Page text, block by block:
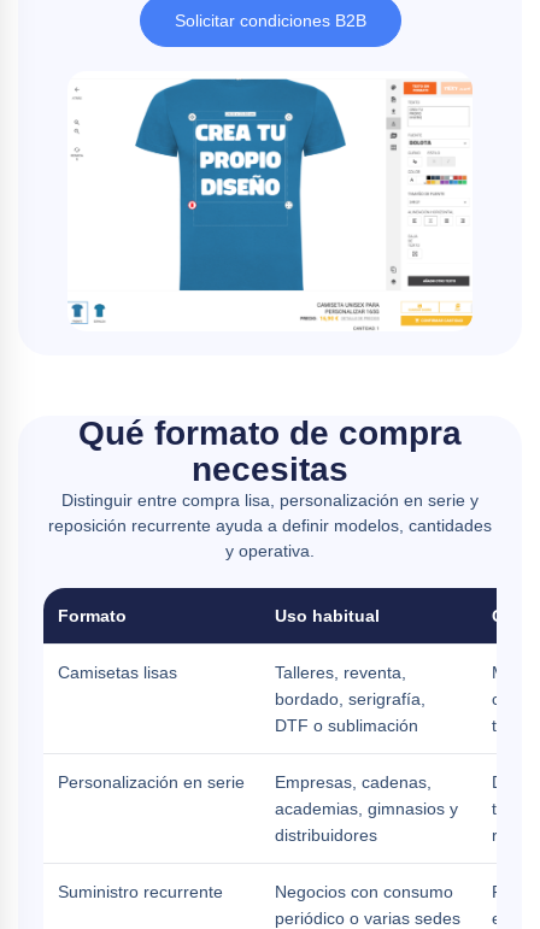
Solicitar condiciones B2B
Qué formato de compra
necesitas
Distinguir entre compra lisa, personalización en serie y
reposición recurrente ayuda a definir modelos, cantidades
y operativa.
Formato Uso habitual Qué
Camisetas lisas
Talleres, reventa,
bordado, serigrafía,
DTF o sublimación
tallas
Personalización en serie
Empresas, cadenas,
academias, gimnasios y
distribuidores
Suministro recurrente
Negocios con consumo
periódico o varias sedes